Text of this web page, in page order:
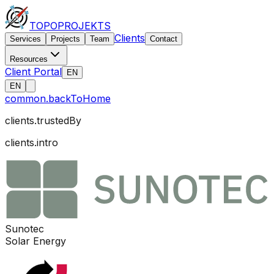
TOPOPROJEKTS
Services Projects Team Clients Contact
Resources
Client Portal
EN
EN
common.backToHome
clients.trustedBy
clients.intro
Sunotec
Solar Energy